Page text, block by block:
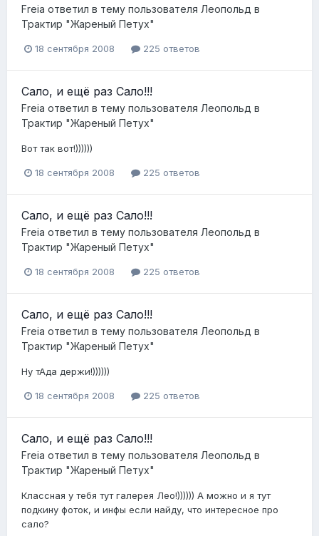
Freia ответил в тему пользователя Леопольд в
Трактир "Жареный Петух"
18 сентября 2008 225 ответов
Сало, и ещё раз Сало!!!
Freia ответил в тему пользователя Леопольд в
Трактир "Жареный Петух"
Вот так вот!))))))
18 сентября 2008 225 ответов
Сало, и ещё раз Сало!!!
Freia ответил в тему пользователя Леопольд в
Трактир "Жареный Петух"
18 сентября 2008 225 ответов
Сало, и ещё раз Сало!!!
Freia ответил в тему пользователя Леопольд в
Трактир "Жареный Петух"
Ну тАда держи!))))))
18 сентября 2008 225 ответов
Сало, и ещё раз Сало!!!
Freia ответил в тему пользователя Леопольд в
Трактир "Жареный Петух"
Классная у тебя тут галерея Лео!)))))) А можно и я тут
подкину фоток, и инфы если найду, что интересное про
сало?